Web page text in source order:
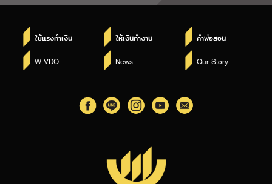
ใช้แรงทำเงิน ให้เงินทำงาน คำพ่อสอน
W VDO News Our Story